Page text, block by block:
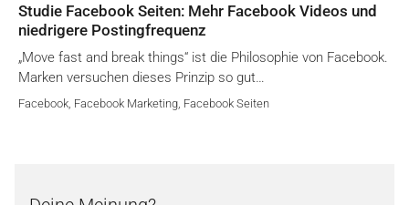
Studie Facebook Seiten: Mehr Facebook Videos und
niedrigere Postingfrequenz
„Move fast and break things“ ist die Philosophie von Facebook.
Marken versuchen dieses Prinzip so gut…
Facebook Facebook Marketing Facebook Seiten